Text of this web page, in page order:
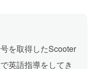
を取得したScooter
英語指導をしてき